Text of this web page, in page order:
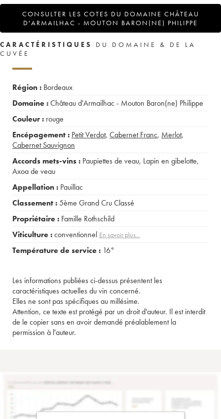
CONSULTER LES COTES DU DOMAINE CHÂTEAU
D'ARMAILHAC - MOUTON BARON(NE) PHILIPPE
CARACTÉRISTIQUES
DU DOMAINE & DE LA
CUVÉE
Région : Bordeaux
Domaine :Château d'Armailhac - Mouton Baron(ne) Philippe
Couleur : rouge
Encépagement : Petit Verdot, Cabernet Franc, Merlot,
Cabernet Sauvignon
Accords mets-vins : Paupiettes de veau, Lapin en gibelotte,
Axoa de veau
Appellation : Pauillac
Classement :5ème Grand Cru Classé
Propriétaire : Famille Rothschild
Viticulture :conventionnel En savoir plus...
Température de service : 16°
Les informations publiées ci-dessus présentent les
caractéristiques actuelles du vin concerné.
Elles ne sont pas spécifiques au millésime.
Attention, ce texte est protégé par un droit d'auteur. Il est interdit
de le copier sans en avoir demandé préalablement la
permission à l'auteur.